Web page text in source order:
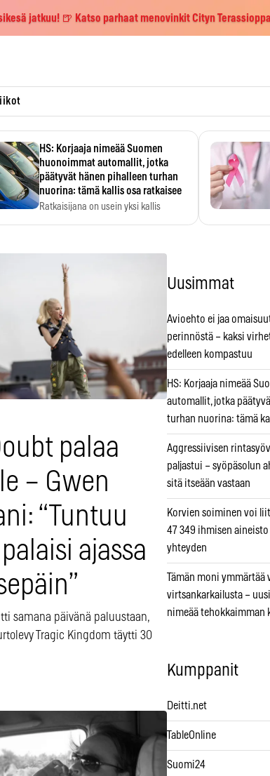
jatkuu! 🍺 Katso parhaat menovinkit Cityn
HS: Korjaaja nimeää Suomen
huonoimmat automallit, jotka
päätyvät hänen pihalleen turhan
nuorina: tämä kallis osa ratkaisee
Ratkaisijana on usein yksi kallis
palaa
– Gwen
“Tuntuu
ajassa
samana päivänä paluustaan,
Tragic Kingdom täytti 30
Uusimmat
Avioehto ei jaa
perinnöstä – kaksi
edelleen kompastuu
HS: Korjaaja nimeää
automallit, jotka
turhan nuorina: tämä
Aggressiivisen
paljastui – syöpäsolun
sitä itseään vastaan
Korvien soiminen voi
47 349 ihmisen
yhteyden
Tämän moni ymmärtää
virtsankarkailusta –
nimeää tehokkaimman
Kumppanit
Deitti.net
TableOnline
Suomi24